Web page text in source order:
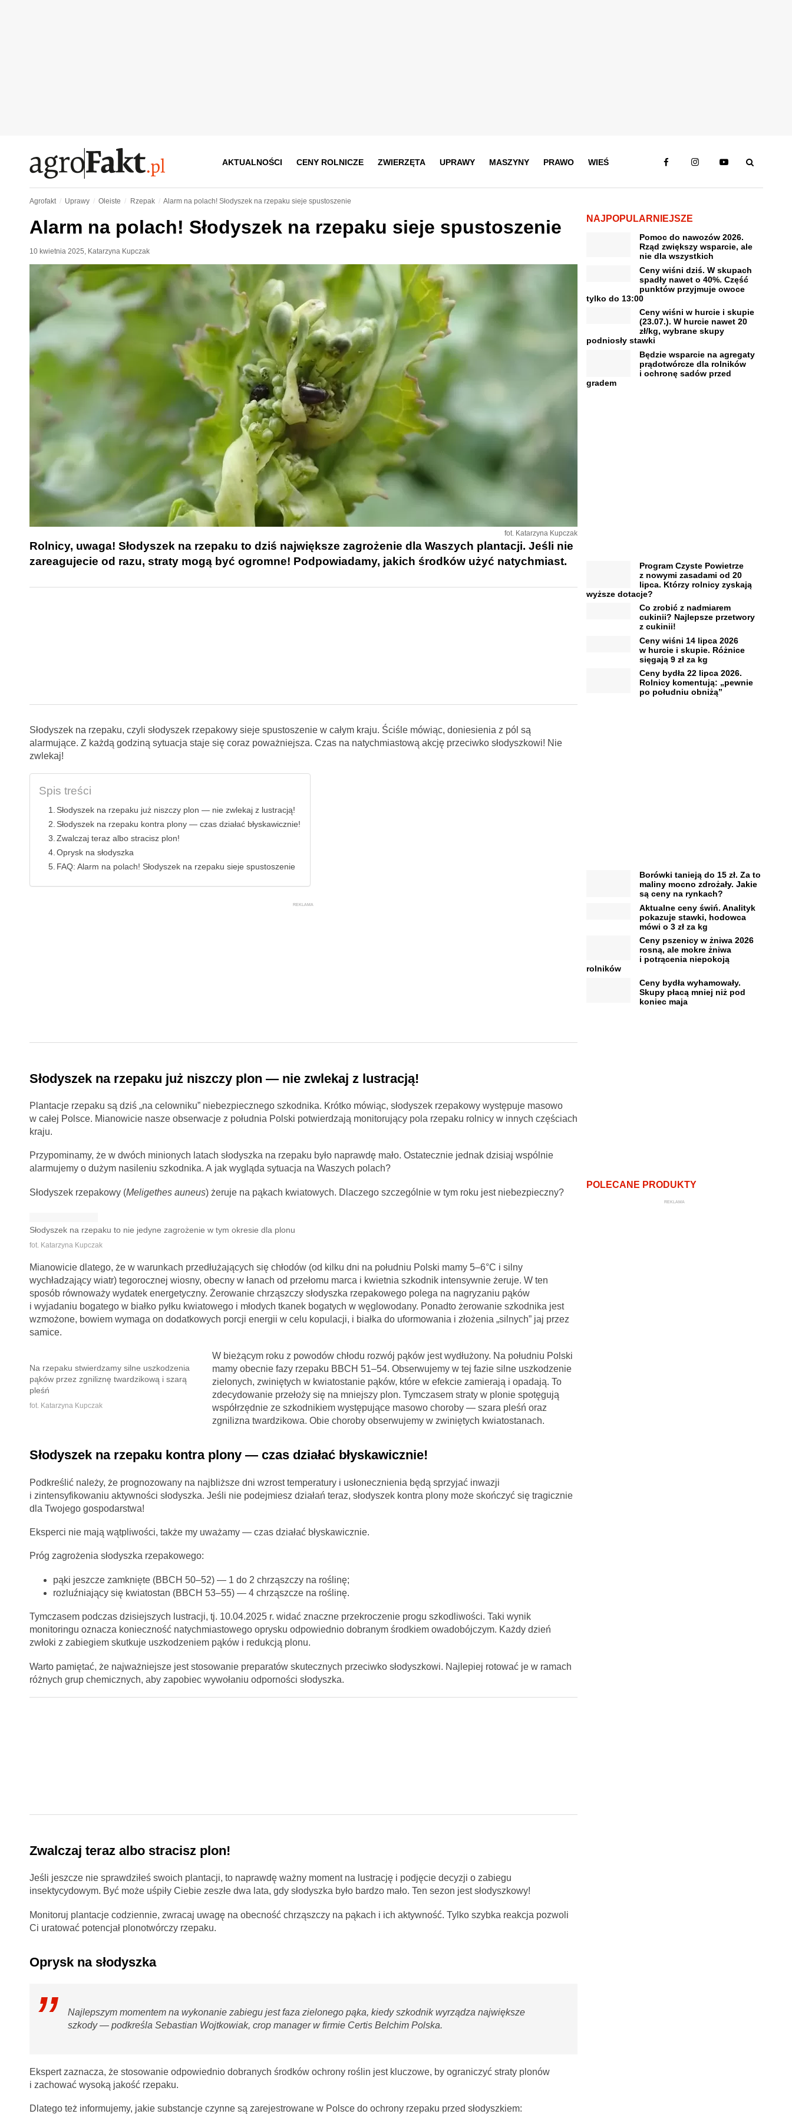
AKTUALNOŚCI CENY ROLNICZE ZWIERZĘTA UPRAWY MASZYNY PRAWO WIEŚ
Agrofakt Uprawy Oleiste Rzepak Alarm na polach! Słodyszek na rzepaku sieje spustoszenie
Alarm na polach! Słodyszek na rzepaku sieje spustoszenie
10 kwietnia 2025, Katarzyna Kupczak
fot. Katarzyna Kupczak
Rolnicy, uwaga! Słodyszek na rzepaku to dziś największe zagrożenie dla Waszych plantacji. Jeśli nie
zareagujecie od razu, straty mogą być ogromne! Podpowiadamy, jakich środków użyć natychmiast.
Słodyszek na rzepaku, czyli słodyszek rzepakowy sieje spustoszenie w całym kraju. Ściśle mówiąc, doniesienia z pól są
alarmujące. Z każdą godziną sytuacja staje się coraz poważniejsza. Czas na natychmiastową akcję przeciwko słodyszkowi! Nie
zwlekaj!
Spis treści
Słodyszek na rzepaku już niszczy plon — nie zwlekaj z lustracją!
Słodyszek na rzepaku kontra plony — czas działać błyskawicznie!
Zwalczaj teraz albo stracisz plon!
Oprysk na słodyszka
FAQ: Alarm na polach! Słodyszek na rzepaku sieje spustoszenie
REKLAMA
Słodyszek na rzepaku już niszczy plon — nie zwlekaj z lustracją!
Plantacje rzepaku są dziś „na celowniku” niebezpiecznego szkodnika. Krótko mówiąc, słodyszek rzepakowy występuje masowo
w całej Polsce. Mianowicie nasze obserwacje z południa Polski potwierdzają monitorujący pola rzepaku rolnicy w innych częściach
kraju.
Przypominamy, że w dwóch minionych latach słodyszka na rzepaku było naprawdę mało. Ostatecznie jednak dzisiaj wspólnie
alarmujemy o dużym nasileniu szkodnika. A jak wygląda sytuacja na Waszych polach?
Słodyszek rzepakowy (Meligethes auneus) żeruje na pąkach kwiatowych. Dlaczego szczególnie w tym roku jest niebezpieczny?
Słodyszek na rzepaku to nie jedyne zagrożenie w tym okresie dla plonu
fot. Katarzyna Kupczak
Mianowicie dlatego, że w warunkach przedłużających się chłodów (od kilku dni na południu Polski mamy 5–6°C i silny
wychładzający wiatr) tegorocznej wiosny, obecny w łanach od przełomu marca i kwietnia szkodnik intensywnie żeruje. W ten
sposób równoważy wydatek energetyczny. Żerowanie chrząszczy słodyszka rzepakowego polega na nagryzaniu pąków
i wyjadaniu bogatego w białko pyłku kwiatowego i młodych tkanek bogatych w węglowodany. Ponadto żerowanie szkodnika jest
wzmożone, bowiem wymaga on dodatkowych porcji energii w celu kopulacji, i białka do uformowania i złożenia „silnych” jaj przez
samice.
Na rzepaku stwierdzamy silne uszkodzenia
pąków przez zgniliznę twardzikową i szarą
pleśń
fot. Katarzyna Kupczak
W bieżącym roku z powodów chłodu rozwój pąków jest wydłużony. Na południu Polski
mamy obecnie fazy rzepaku BBCH 51–54. Obserwujemy w tej fazie silne uszkodzenie
zielonych, zwiniętych w kwiatostanie pąków, które w efekcie zamierają i opadają. To
zdecydowanie przełoży się na mniejszy plon. Tymczasem straty w plonie spotęgują
współrzędnie ze szkodnikiem występujące masowo choroby — szara pleśń oraz
zgnilizna twardzikowa. Obie choroby obserwujemy w zwiniętych kwiatostanach.
Słodyszek na rzepaku kontra plony — czas działać błyskawicznie!
Podkreślić należy, że prognozowany na najbliższe dni wzrost temperatury i usłonecznienia będą sprzyjać inwazji
i zintensyfikowaniu aktywności słodyszka. Jeśli nie podejmiesz działań teraz, słodyszek kontra plony może skończyć się tragicznie
dla Twojego gospodarstwa!
Eksperci nie mają wątpliwości, także my uważamy — czas działać błyskawicznie.
Próg zagrożenia słodyszka rzepakowego:
pąki jeszcze zamknięte (BBCH 50–52) — 1 do 2 chrząszczy na roślinę;
rozluźniający się kwiatostan (BBCH 53–55) — 4 chrząszcze na roślinę.
Tymczasem podczas dzisiejszych lustracji, tj. 10.04.2025 r. widać znaczne przekroczenie progu szkodliwości. Taki wynik
monitoringu oznacza konieczność natychmiastowego oprysku odpowiednio dobranym środkiem owadobójczym. Każdy dzień
zwłoki z zabiegiem skutkuje uszkodzeniem pąków i redukcją plonu.
Warto pamiętać, że najważniejsze jest stosowanie preparatów skutecznych przeciwko słodyszkowi. Najlepiej rotować je w ramach
różnych grup chemicznych, aby zapobiec wywołaniu odporności słodyszka.
Zwalczaj teraz albo stracisz plon!
Jeśli jeszcze nie sprawdziłeś swoich plantacji, to naprawdę ważny moment na lustrację i podjęcie decyzji o zabiegu
insektycydowym. Być może uśpiły Ciebie zeszłe dwa lata, gdy słodyszka było bardzo mało. Ten sezon jest słodyszkowy!
Monitoruj plantacje codziennie, zwracaj uwagę na obecność chrząszczy na pąkach i ich aktywność. Tylko szybka reakcja pozwoli
Ci uratować potencjał plonotwórczy rzepaku.
Oprysk na słodyszka
Najlepszym momentem na wykonanie zabiegu jest faza zielonego pąka, kiedy szkodnik wyrządza największe
szkody — podkreśla Sebastian Wojtkowiak, crop manager w firmie Certis Belchim Polska.
Ekspert zaznacza, że stosowanie odpowiednio dobranych środków ochrony roślin jest kluczowe, by ograniczyć straty plonów
i zachować wysoką jakość rzepaku.
Dlatego też informujemy, jakie substancje czynne są zarejestrowane w Polsce do ochrony rzepaku przed słodyszkiem:
NAJPOPULARNIEJSZE
Pomoc do nawozów 2026.
Rząd zwiększy wsparcie, ale
nie dla wszystkich
Ceny wiśni dziś. W skupach
spadły nawet o 40%. Część
punktów przyjmuje owoce
tylko do 13:00
Ceny wiśni w hurcie i skupie
(23.07.). W hurcie nawet 20
zł/kg, wybrane skupy
podniosły stawki
Będzie wsparcie na agregaty
prądotwórcze dla rolników
i ochronę sadów przed
gradem
Program Czyste Powietrze
z nowymi zasadami od 20
lipca. Którzy rolnicy zyskają
wyższe dotacje?
Co zrobić z nadmiarem
cukinii? Najlepsze przetwory
z cukinii!
Ceny wiśni 14 lipca 2026
w hurcie i skupie. Różnice
sięgają 9 zł za kg
Ceny bydła 22 lipca 2026.
Rolnicy komentują: „pewnie
po południu obniżą”
Borówki tanieją do 15 zł. Za to
maliny mocno zdrożały. Jakie
są ceny na rynkach?
Aktualne ceny świń. Analityk
pokazuje stawki, hodowca
mówi o 3 zł za kg
Ceny pszenicy w żniwa 2026
rosną, ale mokre żniwa
i potrącenia niepokoją
rolników
Ceny bydła wyhamowały.
Skupy płacą mniej niż pod
koniec maja
POLECANE PRODUKTY
REKLAMA